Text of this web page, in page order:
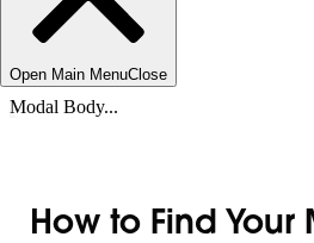
Open Main MenuClose
Modal Body...
How to Find Your